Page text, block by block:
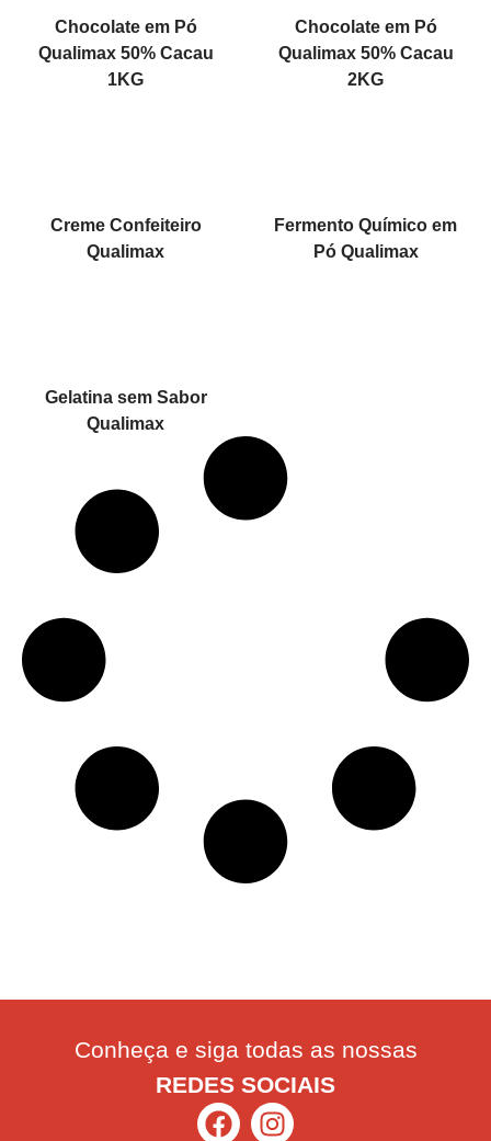
Chocolate em Pó
Qualimax 50% Cacau
1KG
Chocolate em Pó
Qualimax 50% Cacau
2KG
Creme Confeiteiro
Qualimax
Fermento Químico em
Pó Qualimax
Gelatina sem Sabor
Qualimax
Conheça e siga todas as nossas
REDES SOCIAIS